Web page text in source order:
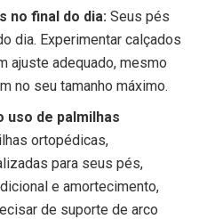
no final do dia:Seus pés
dia. Experimentar calçados
ajuste adequado, mesmo
no seu tamanho máximo.
uso de palmilhas
ortopédicas,
para seus pés,
e amortecimento,
de suporte de arco